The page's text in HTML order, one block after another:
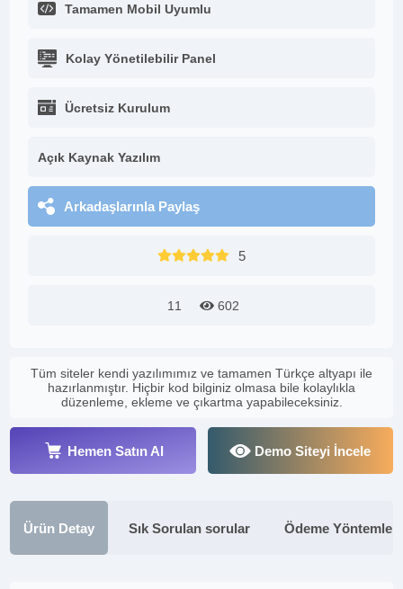
Tamamen Mobil Uyumlu
Kolay Yönetilebilir Panel
Ücretsiz Kurulum
Açık Kaynak Yazılım
Arkadaşlarınla Paylaş
5
11 602
Tüm siteler kendi yazılımımız ve tamamen Türkçe altyapı ile
hazırlanmıştır. Hiçbir kod bilginiz olmasa bile kolaylıkla
düzenleme, ekleme ve çıkartma yapabileceksiniz.
Hemen Satın Al Demo Siteyi İncele
Ürün Detay Sık Sorulan sorular Ödeme Yöntemleri